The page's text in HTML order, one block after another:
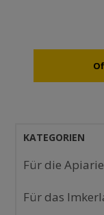
KATEGORIEN
Für die Apiarie
Für das